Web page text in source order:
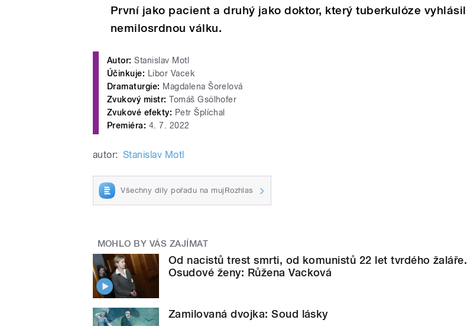
První jako pacient a druhý jako doktor, který tuberkulóze vyhlásil
nemilosrdnou válku.
Autor: Stanislav Motl
Účinkuje: Libor Vacek
Dramaturgie: Magdalena Šorelová
Zvukový mistr: Tomáš Gsölhofer
Zvukové efekty: Petr Šplíchal
Premiéra: 4. 7. 2022
autor: Stanislav Motl
Všechny díly pořadu na mujRozhlas
MOHLO BY VÁS ZAJÍMAT
Od nacistů trest smrti, od komunistů 22 let tvrdého žaláře.
Osudové ženy: Růžena Vacková
Zamilovaná dvojka: Soud lásky